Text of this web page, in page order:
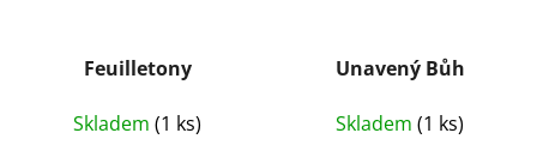
Feuilletony
Skladem (1 ks)
Unavený Bůh
Skladem (1 ks)